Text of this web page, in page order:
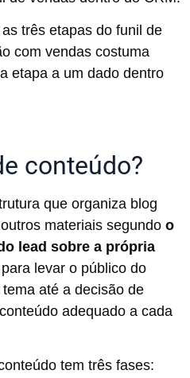
três etapas do funil de
com vendas costuma
etapa a um dado dentro
conteúdo?
que organiza blog
materiais segundo o
lead sobre a própria
levar o público do
até a decisão de
adequado a cada
tem três fases: